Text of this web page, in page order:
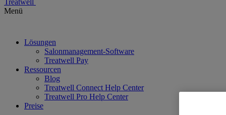
Treatwell
Menü
Lösungen
Salonmanagement-Software
Treatwell Pay
Ressourcen
Blog
Treatwell Connect Help Center
Treatwell Pro Help Center
Preise